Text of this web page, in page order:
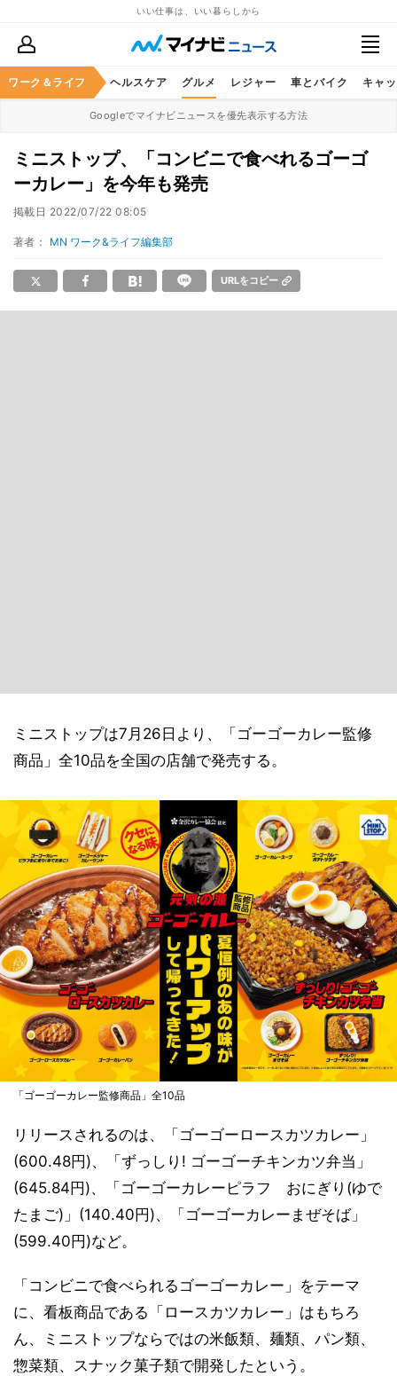
いい仕事は、いい暮らしから
ワーク＆ライフ
マネー 暮らし ヘルスケア グルメ レジャー 車とバイク キャ
Googleでマイナビニュースを優先表示する方法
ミニストップ、「コンビニで食べれるゴーゴ
ーカレー」を今年も発売
掲載日 2022/07/22 08:05
著者： MN ワーク&ライフ編集部
URLをコピー
ミニストップは7月26日より、「ゴーゴーカレー監修
商品」全10品を全国の店舗で発売する。
「ゴーゴーカレー監修商品」全10品
リリースされるのは、「ゴーゴーロースカツカレー」
(600.48円)、「ずっしり! ゴーゴーチキンカツ弁当」
(645.84円)、「ゴーゴーカレーピラフ おにぎり(ゆで
たまご)」(140.40円)、「ゴーゴーカレーまぜそば」
(599.40円)など。
「コンビニで食べられるゴーゴーカレー」をテーマ
に、看板商品である「ロースカツカレー」はもちろ
ん、ミニストップならではの米飯類、麺類、パン類、
惣菜類、スナック菓子類で開発したという。